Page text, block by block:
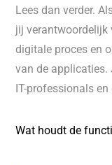
Lees dan verder.
jij verantwoordelijk
digitale proces en
van de applicaties.
IT-professionals en
Wat houdt de